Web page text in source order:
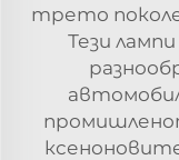
трето
Тези